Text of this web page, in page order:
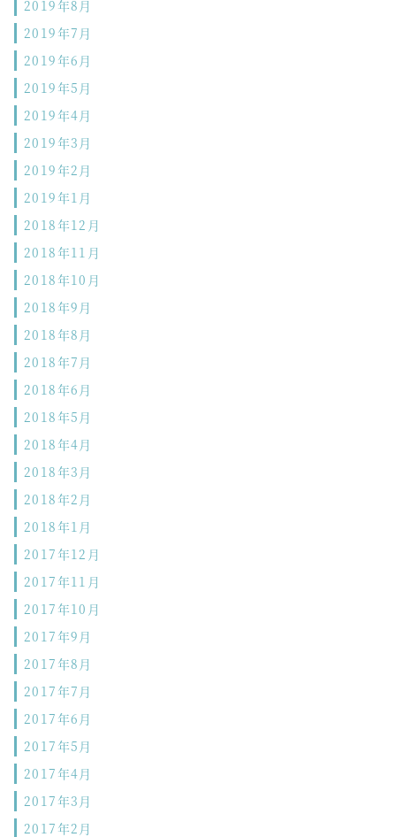
2019年8月
2019年7月
2019年6月
2019年5月
2019年4月
2019年3月
2019年2月
2019年1月
2018年12月
2018年11月
2018年10月
2018年9月
2018年8月
2018年7月
2018年6月
2018年5月
2018年4月
2018年3月
2018年2月
2018年1月
2017年12月
2017年11月
2017年10月
2017年9月
2017年8月
2017年7月
2017年6月
2017年5月
2017年4月
2017年3月
2017年2月